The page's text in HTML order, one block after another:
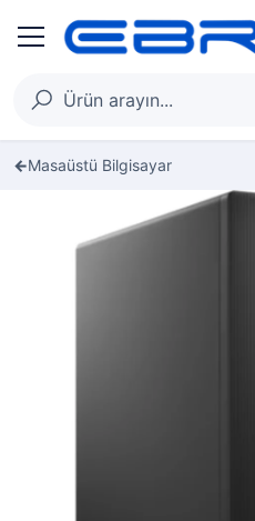
Masaüstü Bilgisayar